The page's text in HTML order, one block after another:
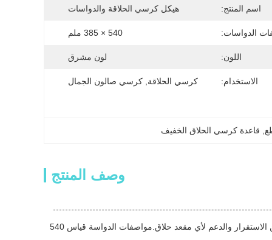
اسم المنتج: هيكل كرسي الحلاقة والدواسات
الدواسات: 540 × 385 ملم
اللون: لون مشرق
الاستخدام: كرسي الحلاقة, كرسي صالون الجمال
قاعدة كرسي الحلاق الخفيف
وصف المنتج
يحتوي قاعدة مقعد الحلاق على مواصفات هيكل 4 نجوم من 375 x 305 x 150 مم ، مما يوفر الكثير من الاستقرار والدعم لأي مقعد حلاق.مواصفات الدواسة قياس 540